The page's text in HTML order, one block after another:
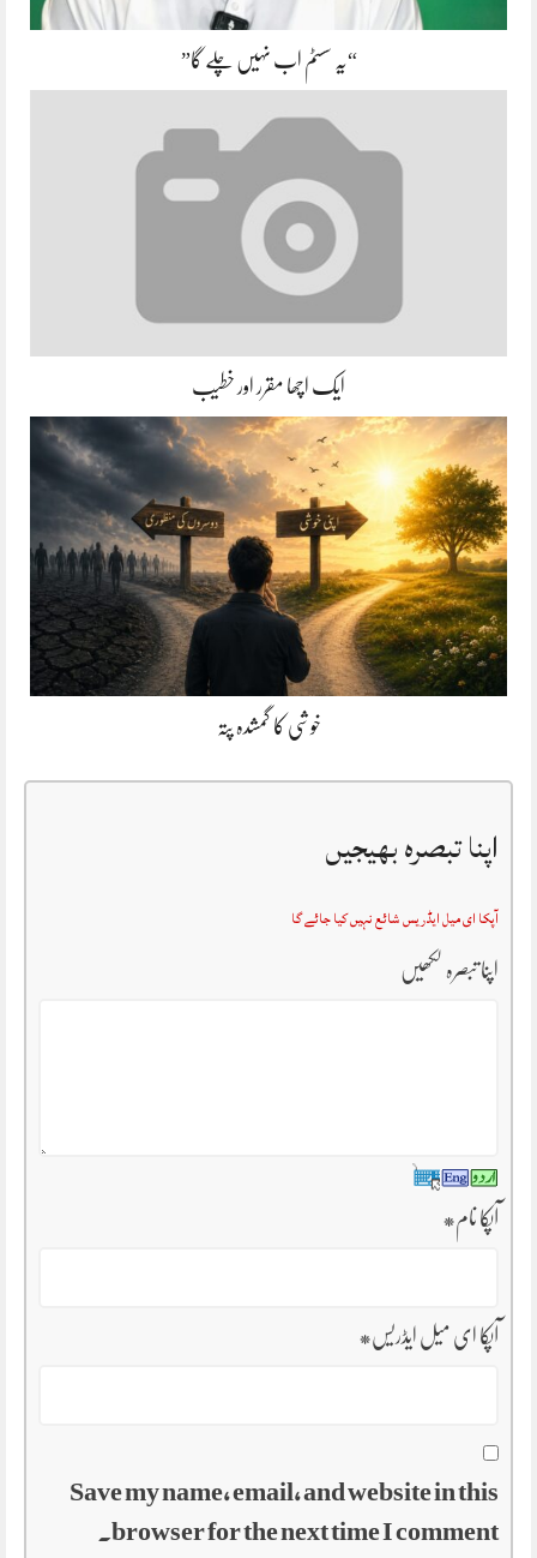
“یہ سسٹم اب نہیں چلے گا”
ایک اچھا مقرر اور خطیب
خوشی کا گمشدہ پتہ
اپنا تبصرہ بھیجیں
آپکا ای میل ایڈریس شائع نہیں کیا جائے گا
اپنا تبصرہ لکھیں
آپکا نام*
آپکا ای میل ایڈریس*
Save my name, email, and website in this
browser for the next time I comment.